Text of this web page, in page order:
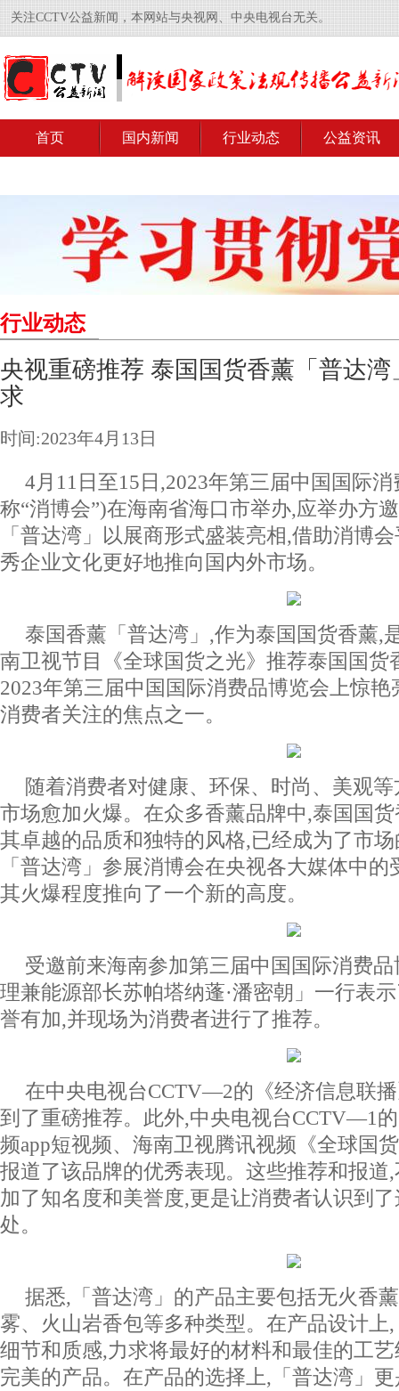
关注CCTV公益新闻，本网站与央视网、中央电视台无关。
首页 国内新闻 行业动态 公益资讯
行业动态
央视重磅推荐 泰国国货香薰「普达
求
时间:2023年4月13日
4月11日至15日,2023年第三届中国国际
称“消博会”)在海南省海口市举办,应举办方
「普达湾」以展商形式盛装亮相,借助消博
秀企业文化更好地推向国内外市场。
泰国香薰「普达湾」,作为泰国国货香薰,
南卫视节目《全球国货之光》推荐泰国国货
2023年第三届中国国际消费品博览会上惊
消费者关注的焦点之一。
随着消费者对健康、环保、时尚、美观
市场愈加火爆。在众多香薰品牌中,泰国国
其卓越的品质和独特的风格,已经成为了市
「普达湾」参展消博会在央视各大媒体中
其火爆程度推向了一个新的高度。
受邀前来海南参加第三届中国国际消费
理兼能源部长苏帕塔纳蓬·潘密朝」一行表
誉有加,并现场为消费者进行了推荐。
在中央电视台CCTV—2的《经济信息联
到了重磅推荐。此外,中央电视台CCTV—1
频app短视频、海南卫视腾讯视频《全球国
报道了该品牌的优秀表现。这些推荐和报道
加了知名度和美誉度,更是让消费者认识到
处。
据悉,「普达湾」的产品主要包括无火香
雾、火山岩香包等多种类型。在产品设计上
细节和质感,力求将最好的材料和最佳的工
完美的产品。在产品的选择上,「普达湾」